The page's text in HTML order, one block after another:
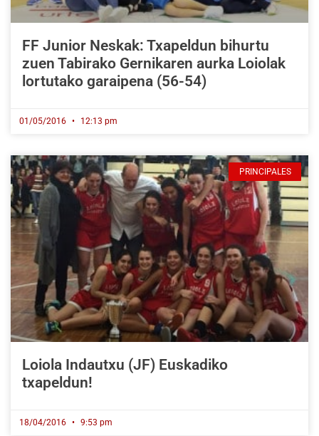
FF Junior Neskak: Txapeldun bihurtu
zuen Tabirako Gernikaren aurka Loiolak
lortutako garaipena (56-54)
01/05/2016 12:13 pm
PRINCIPALES
Loiola Indautxu (JF) Euskadiko
txapeldun!
18/04/2016 9:53 pm